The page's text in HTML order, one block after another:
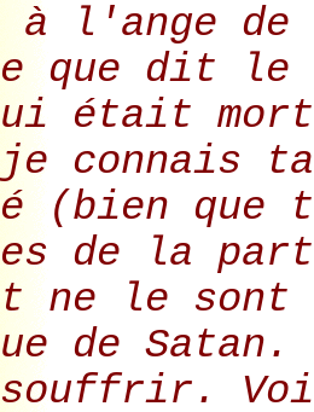
à l'ange de
que dit le
était
connais
(bien
de la
ne le sont
de
souffrir.